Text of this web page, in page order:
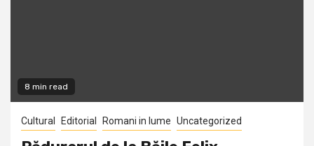
8 min read
Cultural Editorial Romani in lume Uncategorized